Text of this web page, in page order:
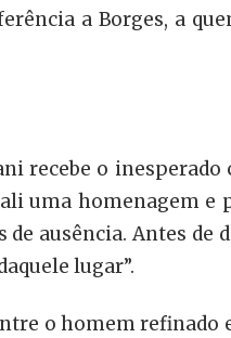
a Borges, a
recebe o
uma homenagem
ausência. Antes de
lugar”.
o homem refinado